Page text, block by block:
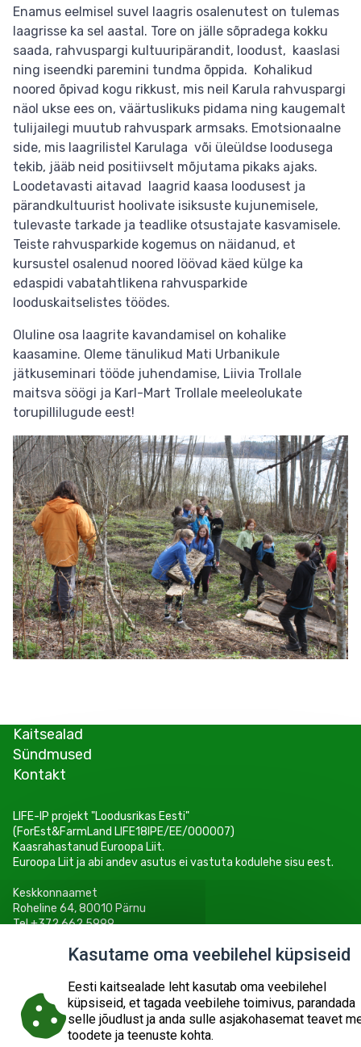
Enamus eelmisel suvel laagris osalenutest on tulemas
laagrisse ka sel aastal. Tore on jälle sõpradega kokku
saada, rahvuspargi kultuuripärandit, loodust, kaaslasi
ning iseendki paremini tundma õppida. Kohalikud
noored õpivad kogu rikkust, mis neil Karula rahvuspargi
näol ukse ees on, väärtuslikuks pidama ning kaugemalt
tulijailegi muutub rahvuspark armsaks. Emotsionaalne
side, mis laagrilistel Karulaga või üleüldse loodusega
tekib, jääb neid positiivselt mõjutama pikaks ajaks.
Loodetavasti aitavad laagrid kaasa loodusest ja
pärandkultuurist hoolivate isiksuste kujunemisele,
tulevaste tarkade ja teadlike otsustajate kasvamisele.
Teiste rahvusparkide kogemus on näidanud, et
kursustel osalenud noored löövad käed külge ka
edaspidi vabatahtlikena rahvusparkide
looduskaitselistes töödes.
Oluline osa laagrite kavandamisel on kohalike
kaasamine. Oleme tänulikud Mati Urbanikule
jätkuseminari tööde juhendamise, Liivia Trollale
maitsva söögi ja Karl-Mart Trollale meeleolukate
torupillilugude eest!
Kaitsealad
Sündmused
Kontakt
© 2026 KESKKONNAAMET SISUKAART ESITA PÄRING
LIFE-IP projekt "Loodusrikas Eesti"
(ForEst&FarmLand LIFE18IPE/EE/000007)
Kaasrahastanud Euroopa Liit.
Euroopa Liit ja abi andev asutus ei vastuta kodulehe sisu eest.
Keskkonnaamet
Roheline 64, 80010 Pärnu
Tel +372 662 5999
Kasutame oma veebilehel küpsiseid
Eesti kaitsealade leht kasutab oma veebilehel
küpsiseid, et tagada veebilehe toimivus, parandada
selle jõudlust ja anda sulle asjakohasemat teavet
toodete ja teenuste kohta.